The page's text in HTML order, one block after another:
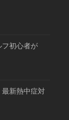
初心者が
最新熱中症対